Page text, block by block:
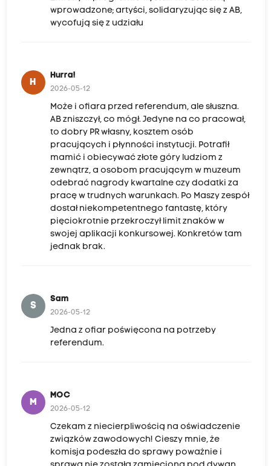
wprowadzone; artyści, solidaryzując się z AB,
wycofują się z udziału
H
Hurra!
2026-05-12
Może i ofiara przed referendum, ale słuszna.
AB zniszczył, co mógł. Jedyne na co pracował,
to dobry PR własny, kosztem osób
pracujących i płynności instytucji. Potrafił
mamić i obiecywać złote góry ludziom z
zewnątrz, a osobom pracującym w muzeum
odebrać nagrody kwartalne czy dodatki za
pracę w trudnych warunkach. Po Maszy zespół
dostał niekompetentnego fantastę, który
pięciokrotnie przekroczył limit znaków w
swojej aplikacji konkursowej. Konkretów tam
jednak brak.
S
Sam
2026-05-12
Jedna z ofiar poświęcona na potrzeby
referendum.
M
MOC
2026-05-12
Czekam z niecierpliwością na oświadczenie
związków zawodowych! Cieszy mnie, że
komisja podeszła do sprawy poważnie i